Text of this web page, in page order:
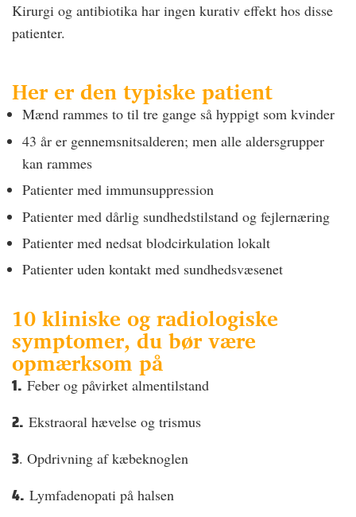
Kirurgi og antibiotika har ingen kurativ effekt hos disse
patienter.
Her er den typiske patient
Mænd rammes to til tre gange så hyppigt som kvinder
43 år er gennemsnitsalderen; men alle aldersgrupper
kan rammes
Patienter med immunsuppression
Patienter med dårlig sundhedstilstand og fejlernæring
Patienter med nedsat blodcirkulation lokalt
Patienter uden kontakt med sundhedsvæsenet
10 kliniske og radiologiske
symptomer, du bør være
opmærksom på
1. Feber og påvirket almentilstand
2. Ekstraoral hævelse og trismus
3. Opdrivning af kæbeknoglen
4. Lymfadenopati på halsen